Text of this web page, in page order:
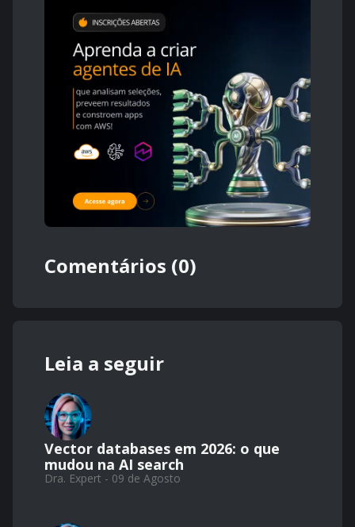
Comentários (0)
Leia a seguir
Vector databases em 2026: o que
mudou na AI search
Dra. Expert - 09 de Agosto